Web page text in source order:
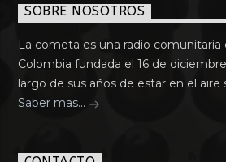
SOBRE NOSOTROS
La cometa es una radio
Colombia fundada el 16 de
largo de sus años de estar en el aire
Saber mas...